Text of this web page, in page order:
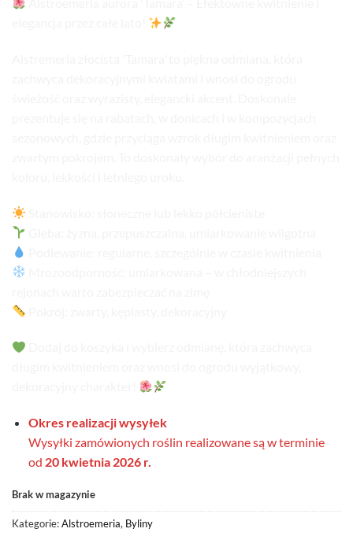
Okres realizacji wysyłek
Wysyłki zamówionych roślin realizowane są w terminie
od 20 kwietnia 2026 r.
Brak w magazynie
Kategorie:Alstroemeria, Byliny